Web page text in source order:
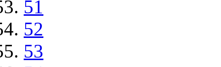
51
52
53